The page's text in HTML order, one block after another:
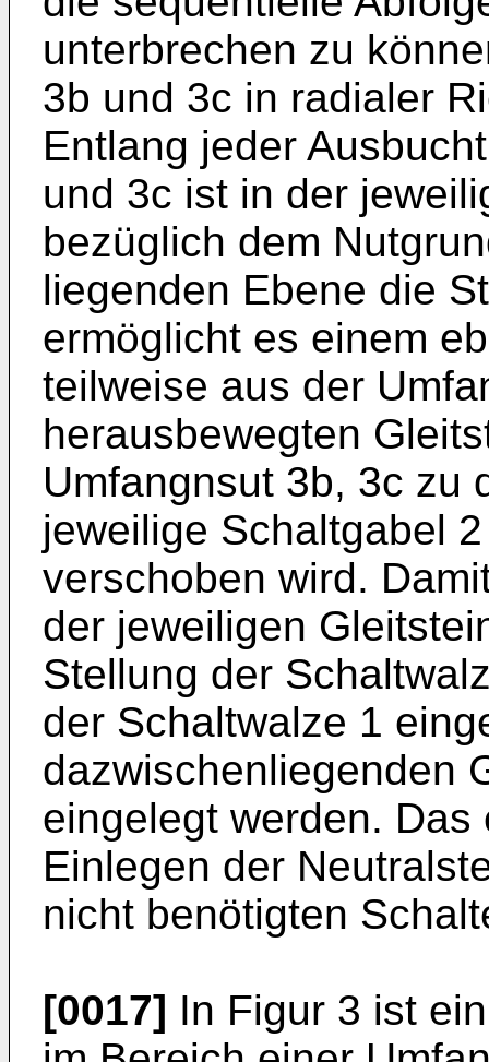
unterbrechen zu
3b und 3c in radialer
Entlang jeder
und 3c ist in der
bezüglich dem
liegenden Ebene die
ermöglicht es einem
teilweise aus der
herausbewegten
Umfangnsut 3b, 3c zu
jeweilige Schaltgabel
verschoben wird.
der jeweiligen
Stellung der
der Schaltwalze 1
dazwischenliegenden
eingelegt werden.
Einlegen der
nicht benötigten
[0017] In Figur 3 ist